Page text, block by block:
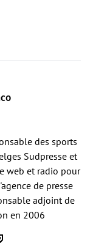
des sports
Sudpresse et
web et radio pour
de presse
adjoint de
en 2006